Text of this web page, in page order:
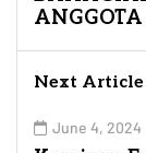
ANGGOTA
Next Article
June 4, 2024